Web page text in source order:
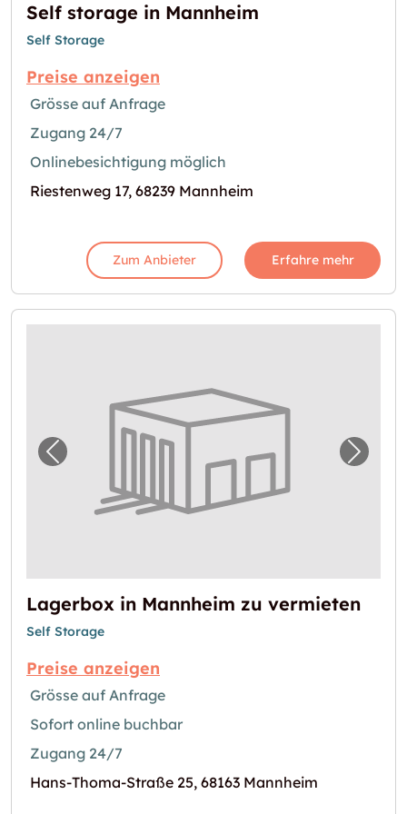
Self storage in Mannheim
Self Storage
Preise anzeigen
Grösse auf Anfrage
Zugang 24/7
Onlinebesichtigung möglich
Riestenweg 17, 68239 Mannheim
Zum Anbieter Erfahre mehr
Vorheriges Bild für "Lagerbox in Mannheim
Lagerbox in Mannheim zu vermieten
Self Storage
Preise anzeigen
Grösse auf Anfrage
Sofort online buchbar
Zugang 24/7
Hans-Thoma-Straße 25, 68163 Mannheim